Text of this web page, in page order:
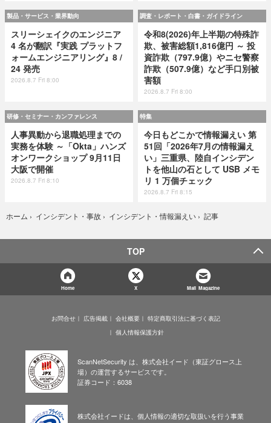
製品・サービス・業界動向
スリーシェイクのエンジニア
4 名が翻訳『実践 プラットフ
ォームエンジニアリング』8 /
24 発売
2026.8.7 Fri 8:00
調査・レポート・白書・ガイドライン
令和8(2026)年上半期の特殊詐
欺、被害総額1,816億円 ～ 投
資詐欺（797.9億）やニセ警察
詐欺（507.9億）など手口別被
害額
2026.8.7 Fri 8:00
研修・セミナー・カンファレンス
人事異動から退職処理までの
実務を体験 ～「Okta」ハンズ
オンワークショップ 9月11日
大阪で開催
2026.8.7 Fri 8:10
特集
今日もどこかで情報漏えい 第
51回「2026年7月の情報漏え
い」三重県、陸自インシデン
トを他山の石として USB メモ
リ 1 万個チェック
2026.8.7 Fri 8:15
ホーム › インシデント・事故 › インシデント・情報漏えい › 記事
TOP
Home X Mail Magazine
お問合せ 広告掲載 会社概要
特定商取引法に基づく表記
個人情報保護方針
ScanNetSecurity は、株式会社イード（東証グロース上
場）の運営するサービスです。
証券コード：6038
株式会社イードは、個人情報の適切な取扱いを行う事業